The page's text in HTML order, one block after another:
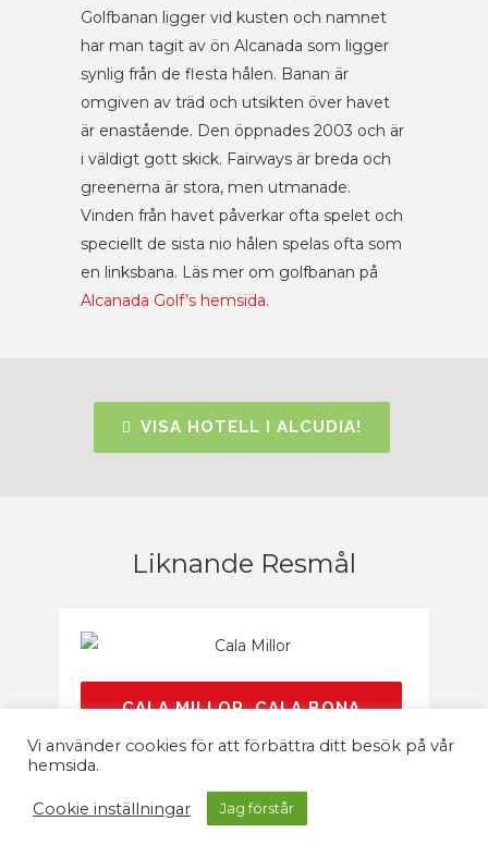
Golfbanan ligger vid kusten och namnet
har man tagit av ön Alcanada som ligger
synlig från de flesta hålen. Banan är
omgiven av träd och utsikten över havet
är enastående. Den öppnades 2003 och är
i väldigt gott skick. Fairways är breda och
greenerna är stora, men utmanade.
Vinden från havet påverkar ofta spelet och
speciellt de sista nio hålen spelas ofta som
en linksbana. Läs mer om golfbanan på
Alcanada Golf’s hemsida.
VISA HOTELL I ALCUDIA!
Liknande Resmål
CALA MILLOR, CALA BONA
fina sandstränder, aktiviteter och
Vi använder cookies för att förbättra ditt besök på vår
hemsida.
Cookie inställningar Jag förstår